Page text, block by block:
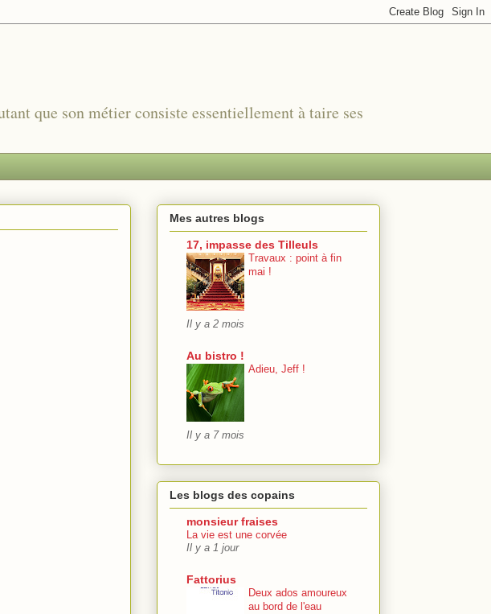
que son métier consiste essentiellement à taire ses
Mes autres blogs
17, impasse des Tilleuls
Travaux : point à fin
mai !
Il y a 2 mois
Au bistro !
Adieu, Jeff !
Il y a 7 mois
Les blogs des copains
monsieur fraises
La vie est une corvée
Il y a 1 jour
Fattorius
Deux ados amoureux
au bord de l'eau